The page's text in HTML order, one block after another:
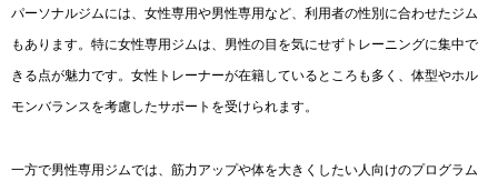
パーソナルジムには、女性専用や男性専用など、利用者の性別に合わせたジム
もあります。特に女性専用ジムは、男性の目を気にせずトレーニングに集中で
きる点が魅力です。女性トレーナーが在籍しているところも多く、体型やホル
モンバランスを考慮したサポートを受けられます。
一方で男性専用ジムでは、筋力アップや体を大きくしたい人向けのプログラム